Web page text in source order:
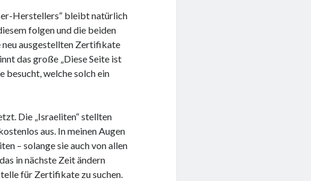
Herstellers“ bleibt natürlich
folgen und die beiden
neu ausgestellten Zertifikate
das große „Diese Seite ist
besucht, welche solch ein
Die „Israeliten“ stellten
aus. In meinen Augen
– solange sie auch von allen
in nächste Zeit ändern
für Zertifikate zu suchen.